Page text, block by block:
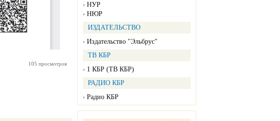
НУР
НЮР
ИЗДАТЕЛЬСТВО
Издательство "Эльбрус"
ТВ КБР
1 КБР (ТВ КБР)
РАДИО КБР
Радио КБР
105 просмотров